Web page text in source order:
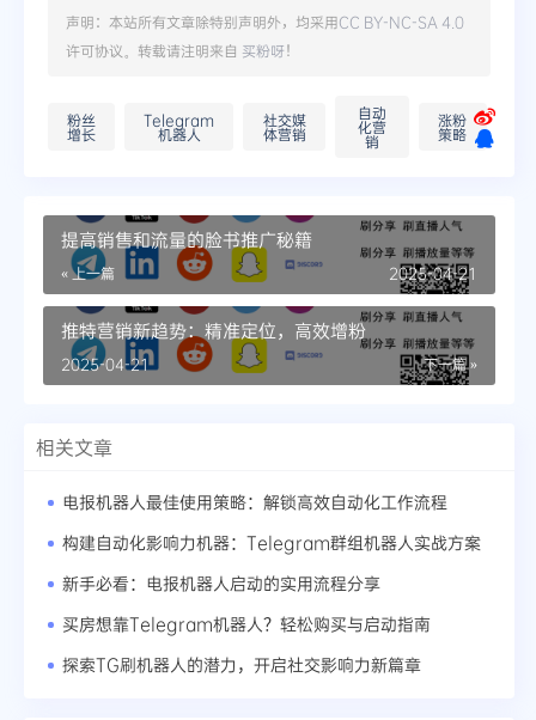
声明：本站所有文章除特别声明外，均采用CC BY-NC-SA 4.0
许可协议。转载请注明来自 买粉呀！
粉丝
增长
Telegram
机器人
社交媒
体营销
自动
化营
销
涨粉
策略
提高销售和流量的脸书推广秘籍
« 上一篇 2025-04-21
推特营销新趋势：精准定位，高效增粉
下一篇 »
2025-04-21
相关文章
电报机器人最佳使用策略：解锁高效自动化工作流程
构建自动化影响力机器：Telegram群组机器人实战方案
新手必看：电报机器人启动的实用流程分享
买房想靠Telegram机器人？轻松购买与启动指南
探索TG刷机器人的潜力，开启社交影响力新篇章